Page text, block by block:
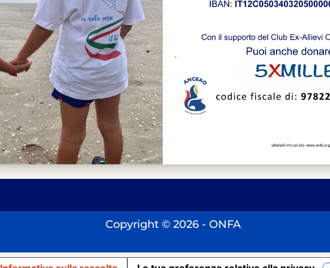
Copyright © 2026 - ONFA